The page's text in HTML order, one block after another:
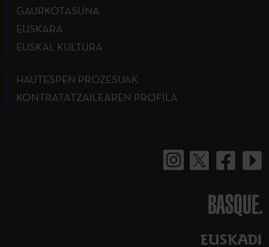
GAURKOTASUNA
EUSKARA
EUSKAL KULTURA
HAUTESPEN PROZESUAK
KONTRATATZAILEAREN PROFILA
BASQUE.